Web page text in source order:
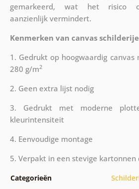
gemarkeerd, wat het risico
aanzienlijk vermindert.
Kenmerken van canvas
1. Gedrukt op hoogwaardig
280 g/m2
2. Geen extra lijst nodig
3. Gedrukt met moderne
kleurintensiteit
4. Eenvoudige montage
5. Verpakt in een stevige kartonnen
Categorieën